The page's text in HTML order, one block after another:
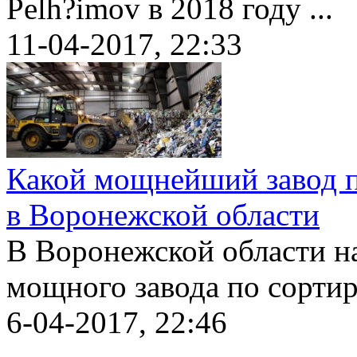
Pelh?imov в 2018 году ...
11-04-2017, 22:33
Какой мощнейший завод
в Воронежской области
В Воронежской области
мощного завода по
6-04-2017, 22:46